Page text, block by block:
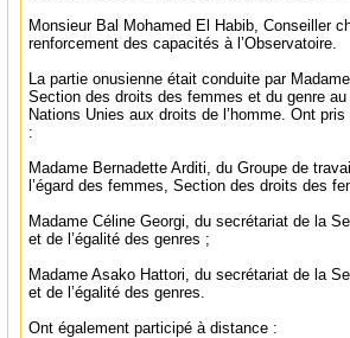
Monsieur Bal Mohamed El Habib, Conseiller
renforcement des capacités à l’Observatoire.
La partie onusienne était conduite par
Section des droits des femmes et du genre
Nations Unies aux droits de l’homme. Ont
:
Madame Bernadette Arditi, du Groupe de
l’égard des femmes, Section des droits des
Madame Céline Georgi, du secrétariat de la
et de l’égalité des genres ;
Madame Asako Hattori, du secrétariat de la
et de l’égalité des genres.
Ont également participé à distance :